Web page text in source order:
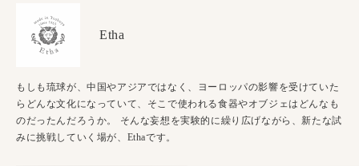
Etha
もしも琉球が、中国やアジアではなく、ヨーロッパの影響を受けていた
らどんな文化になっていて、そこで使われる食器やオブジェはどんなも
のだったんだろうか。 そんな妄想を実験的に繰り広げながら、新たな試
みに挑戦していく場が、Ethaです。